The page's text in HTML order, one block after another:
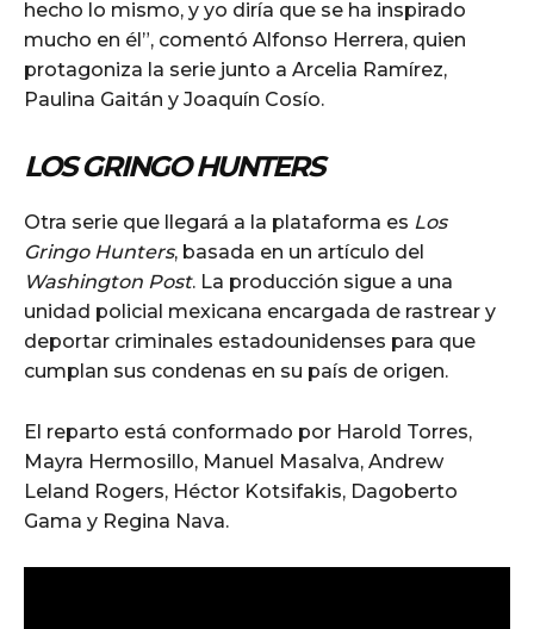
hecho lo mismo, y yo diría que se ha inspirado
mucho en él”, comentó Alfonso Herrera, quien
protagoniza la serie junto a Arcelia Ramírez,
Paulina Gaitán y Joaquín Cosío.
LOS GRINGO HUNTERS
Otra serie que llegará a la plataforma es Los
Gringo Hunters, basada en un artículo del
Washington Post. La producción sigue a una
unidad policial mexicana encargada de rastrear y
deportar criminales estadounidenses para que
cumplan sus condenas en su país de origen.
El reparto está conformado por Harold Torres,
Mayra Hermosillo, Manuel Masalva, Andrew
Leland Rogers, Héctor Kotsifakis, Dagoberto
Gama y Regina Nava.